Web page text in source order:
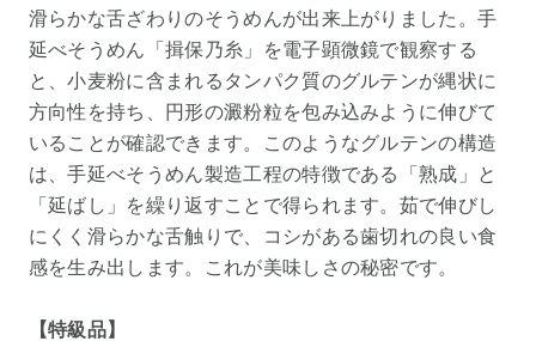
滑らかな舌ざわりのそうめんが出来上がりました。手
延べそうめん「揖保乃糸」を電子顕微鏡で観察する
と、小麦粉に含まれるタンパク質のグルテンが縄状に
方向性を持ち、円形の澱粉粒を包み込みように伸びて
いることが確認できます。このようなグルテンの構造
は、手延べそうめん製造工程の特徴である「熟成」と
「延ばし」を繰り返すことで得られます。茹で伸びし
にくく滑らかな舌触りで、コシがある歯切れの良い食
感を生み出します。これが美味しさの秘密です。
【特級品】